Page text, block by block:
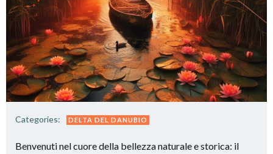
Categories: DELTA DEL DANUBIO
Benvenuti nel cuore della bellezza naturale e storica: il